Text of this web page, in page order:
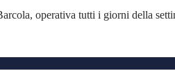
operativa tutti i giorni della